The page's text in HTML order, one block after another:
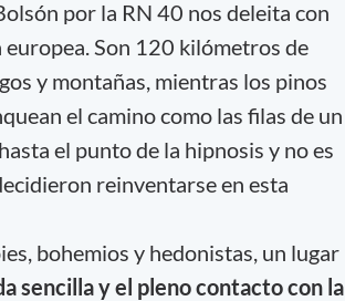
por la RN 40 nos deleita con
europea. Son 120 kilómetros de
y montañas, mientras los pinos
el camino como las filas de un
el punto de la hipnosis y no es
reinventarse en esta
bohemios y hedonistas, un lugar
sencilla y el pleno contacto con la